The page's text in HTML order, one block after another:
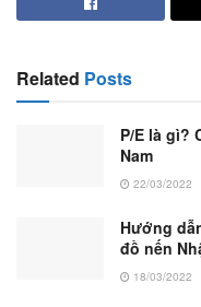
Related Posts
P/E là gì?
Nam
22/03/2022
Hướng
đồ nến
18/03/2022